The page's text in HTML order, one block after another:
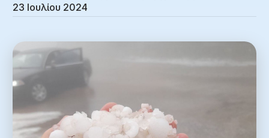
23 Ιουλίου 2024